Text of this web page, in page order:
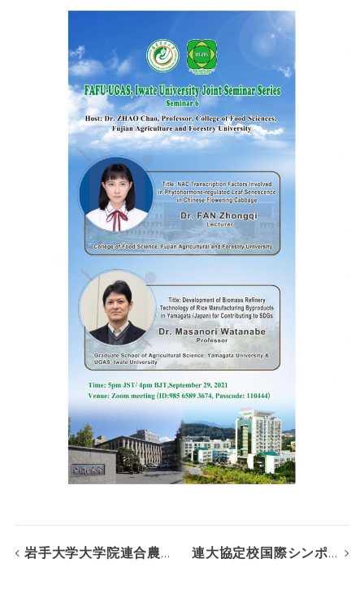
岩手大学大学院連合農学研究科2021年10月入学及び第1期2022年4月入学者選抜試験合格発表 連大協定校国際シンポジウム（オンライン）開催のお知らせ